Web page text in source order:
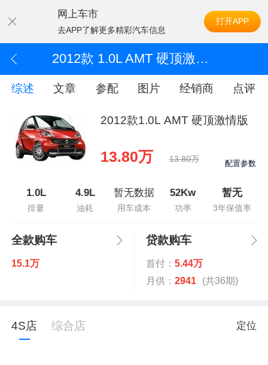
网上车市
去APP了解更多精彩汽车信息
打开APP
2012款 1.0L AMT 硬顶激情版
综述 文章 参配 图片 经销商 点评
2012款1.0L AMT 硬顶激情版
13.80万 13.80万 配置参数
1.0L
排量
4.9L
油耗
暂无数据
用车成本
52Kw
功率
暂无
3年保值率
全款购车
15.1万
贷款购车
首付： 5.44万
月供： 2941 (共36期)
4S店 综合店 定位